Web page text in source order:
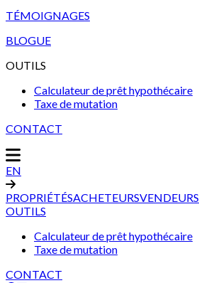
TÉMOIGNAGES
BLOGUE
OUTILS
Calculateur de prêt hypothécaire
Taxe de mutation
CONTACT
EN
PROPRIÉTÉSACHETEURSVENDEURS
OUTILS
Calculateur de prêt hypothécaire
Taxe de mutation
CONTACT